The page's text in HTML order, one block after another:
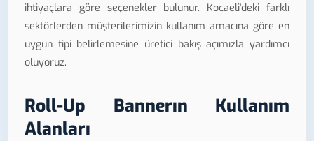
ihtiyaçlara göre seçenekler bulunur. Kocaeli'deki farklı
sektörlerden müşterilerimizin kullanım amacına göre en
uygun tipi belirlemesine üretici bakış açımızla yardımcı
oluyoruz.
Roll-Up Bannerın Kullanım
Alanları